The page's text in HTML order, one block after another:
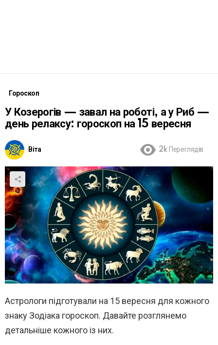
Гороскоп
У Козерогів — завал на роботі, а у Риб —
день релаксу: гороскоп на 15 вересня
Віта 2k Переглядів
Астрологи підготували на 15 вересня для кожного
знаку Зодіака гороскоп. Давайте розглянемо
детальніше кожного із них.